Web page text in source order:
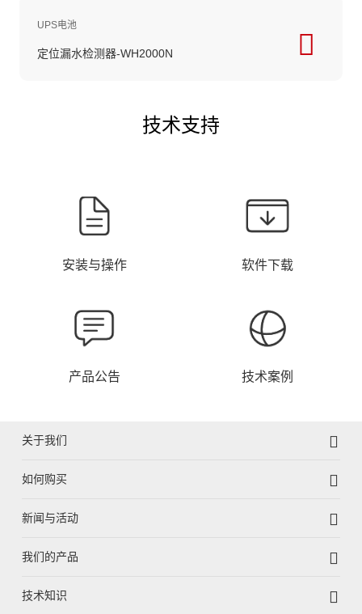
UPS电池
定位漏水检测器-WH2000N
技术支持
安装与操作 软件下载
产品公告 技术案例
关于我们
如何购买
新闻与活动
我们的产品
技术知识